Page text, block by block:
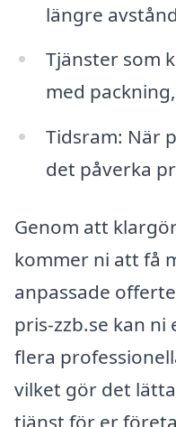
längre
Tjänster som
med
Tidsram: När
det påverka
Genom att
kommer ni att få
anpassade
pris-zzb.se kan
flera
vilket gör det
tjänst för er